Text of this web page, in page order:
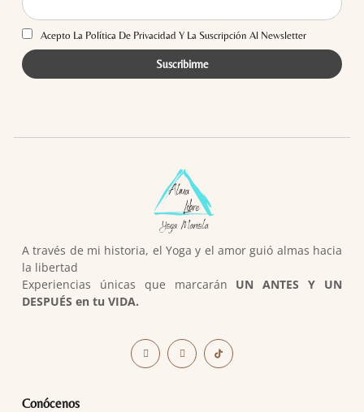
Acepto La Política De Privacidad Y La Suscripción Al Newsletter
A través de mi historia, el Yoga y el amor guió almas hacia
la libertad
Experiencias únicas que marcarán UN ANTES Y UN
DESPUÉS en tu VIDA.
Conócenos